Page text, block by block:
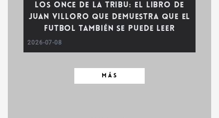
Los once de la tribu: el libro de
Juan Villoro que demuestra que el
futbol también se puede leer
2026-07-08
MÁS